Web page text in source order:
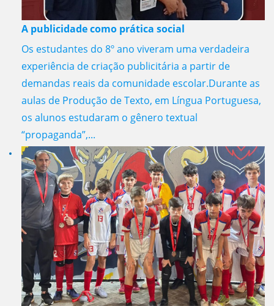
A publicidade como prática social
Os estudantes do 8º ano viveram uma verdadeira
experiência de criação publicitária a partir de
demandas reais da comunidade escolar.Durante as
aulas de Produção de Texto, em Língua Portuguesa,
os alunos estudaram o gênero textual
“propaganda”,...